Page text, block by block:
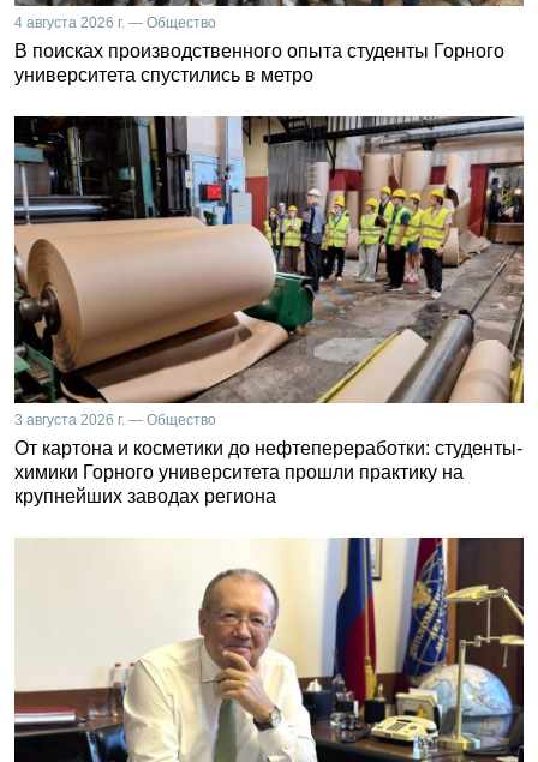
4 августа 2026 г. — Общество
В поисках производственного опыта студенты Горного
университета спустились в метро
3 августа 2026 г. — Общество
От картона и косметики до нефтепереработки: студенты-
химики Горного университета прошли практику на
крупнейших заводах региона